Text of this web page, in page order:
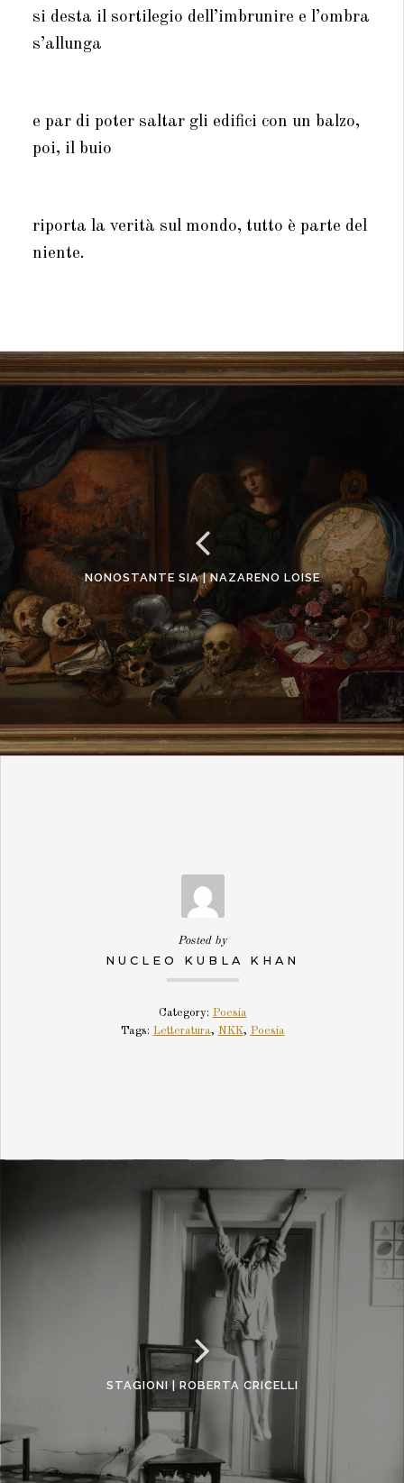
si desta il sortilegio dell’imbrunire e l’ombra
s’allunga
e par di poter saltar gli edifici con un balzo,
poi, il buio
riporta la verità sul mondo, tutto è parte del
niente.
NONOSTANTE SIA | NAZARENO LOISE
Posted by
NUCLEO KUBLA KHAN
Category: Poesia
Tags: Letteratura, NKK, Poesia
STAGIONI | ROBERTA CRICELLI